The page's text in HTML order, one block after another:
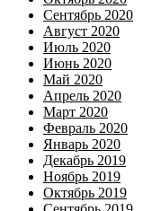
Сентябрь 2020
Август 2020
Июль 2020
Июнь 2020
Май 2020
Апрель 2020
Март 2020
Февраль 2020
Январь 2020
Декабрь 2019
Ноябрь 2019
Октябрь 2019